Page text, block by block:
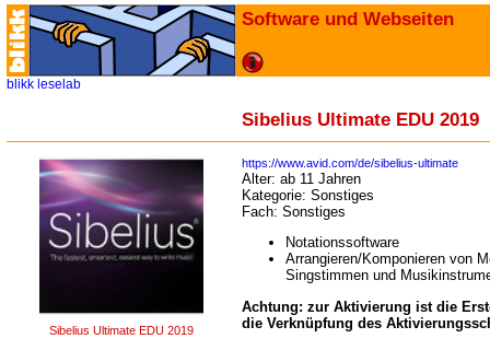
Software und Webseiten
blikk leselab
Sibelius Ultimate EDU 2019
Sibelius Ultimate EDU 2019
https://www.avid.com/de/sibelius-ultimate
Alter: ab 11 Jahren
Kategorie: Sonstiges
Fach: Sonstiges
Notationssoftware
Arrangieren/Komponieren von
Singstimmen und
Achtung: zur Aktivierung ist die
die Verknüpfung des